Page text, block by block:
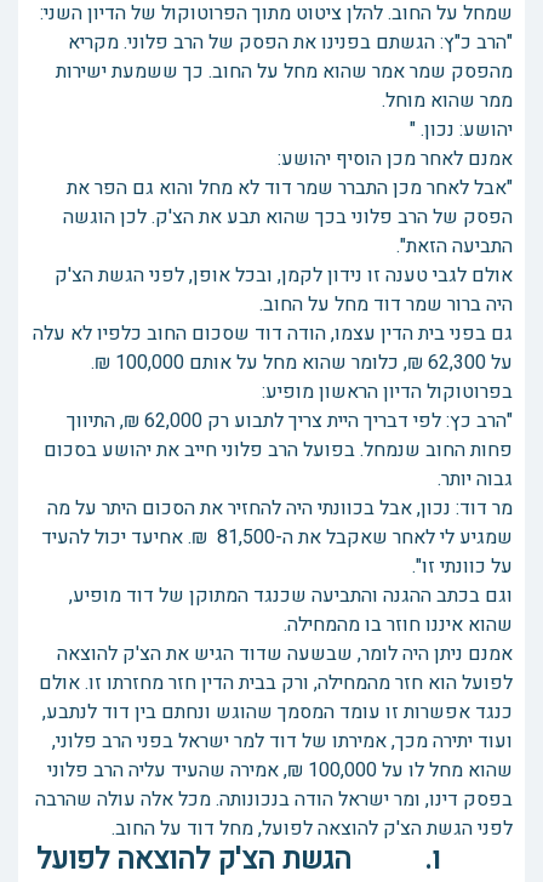
שמחל על החוב. להלן ציטוט מתוך הפרוטוקול של הדיון השני:
"הרב כ"ץ: הגשתם בפנינו את הפסק של הרב פלוני. מקריא
מהפסק שמר אמר שהוא מחל על החוב. כך ששמעת ישירות
ממר שהוא מוחל.
יהושע: נכון. "
אמנם לאחר מכן הוסיף יהושע:
"אבל לאחר מכן התברר שמר דוד לא מחל והוא גם הפר את
הפסק של הרב פלוני בכך שהוא תבע את הצ'ק. לכן הוגשה
התביעה הזאת".
אולם לגבי טענה זו נידון לקמן, ובכל אופן, לפני הגשת הצ'ק
היה ברור שמר דוד מחל על החוב.
גם בפני בית הדין עצמו, הודה דוד שסכום החוב כלפיו לא עלה
על 62,300 ₪, כלומר שהוא מחל על אותם 100,000 ₪.
בפרוטוקול הדיון הראשון מופיע:
"הרב כץ: לפי דבריך היית צריך לתבוע רק 62,000 ₪, התיווך
פחות החוב שנמחל. בפועל הרב פלוני חייב את יהושע בסכום
גבוה יותר.
מר דוד: נכון, אבל בכוונתי היה להחזיר את הסכום היתר על מה
שמגיע לי לאחר שאקבל את ה-81,500 ₪. אחיעד יכול להעיד
על כוונתי זו".
וגם בכתב ההגנה והתביעה שכנגד המתוקן של דוד מופיע,
שהוא איננו חוזר בו מהמחילה.
אמנם ניתן היה לומר, שבשעה שדוד הגיש את הצ'ק להוצאה
לפועל הוא חזר מהמחילה, ורק בבית הדין חזר מחזרתו זו. אולם
כנגד אפשרות זו עומד המסמך שהוגש ונחתם בין דוד לנתבע,
ועוד יתירה מכך, אמירתו של דוד למר ישראל בפני הרב פלוני,
שהוא מחל לו על 100,000 ₪, אמירה שהעיד עליה הרב פלוני
בפסק דינו, ומר ישראל הודה בנכונותה. מכל אלה עולה שהרבה
לפני הגשת הצ'ק להוצאה לפועל, מחל דוד על החוב.
ו. הגשת הצ'ק להוצאה לפועל